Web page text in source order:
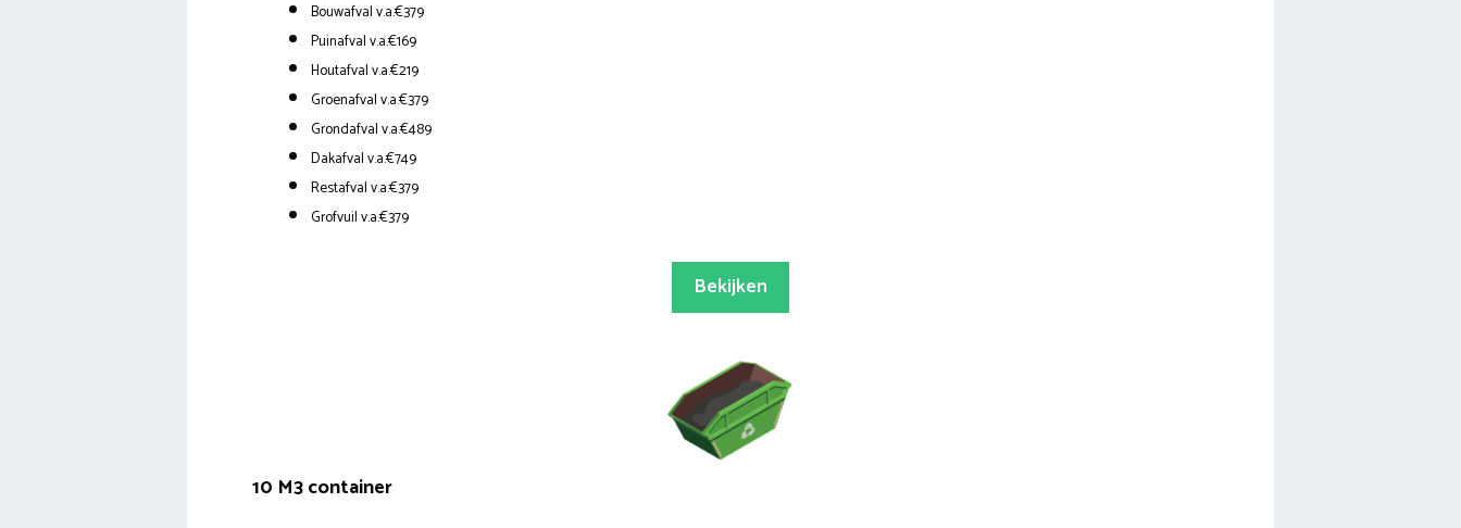
Bouwafval v.a.€379
Puinafval v.a.€169
Houtafval v.a.€219
Groenafval v.a.€379
Grondafval v.a.€489
Dakafval v.a.€749
Restafval v.a.€379
Grofvuil v.a.€379
Bekijken
10 M3 container